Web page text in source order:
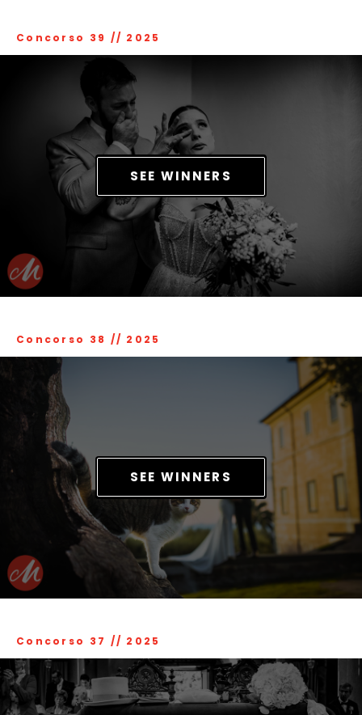
Concorso 39 // 2025
SEE WINNERS
Concorso 38 // 2025
SEE WINNERS
Concorso 37 // 2025